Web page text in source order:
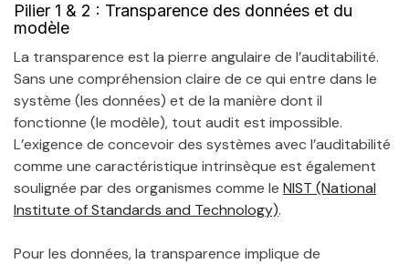
Pilier 1 & 2 : Transparence des données et du
modèle
La transparence est la pierre angulaire de l’auditabilité.
Sans une compréhension claire de ce qui entre dans le
système (les données) et de la manière dont il
fonctionne (le modèle), tout audit est impossible.
L’exigence de concevoir des systèmes avec l’auditabilité
comme une caractéristique intrinsèque est également
soulignée par des organismes comme le NIST (National
Institute of Standards and Technology).
Pour les données, la transparence implique de